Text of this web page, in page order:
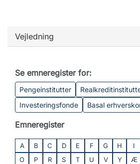
Vejledning
Se emneregister for:
Pengeinstitutter
Investeringsfonde
Basal
Emneregister
A B C D E F G H I
O
P R S T U V Y Æ